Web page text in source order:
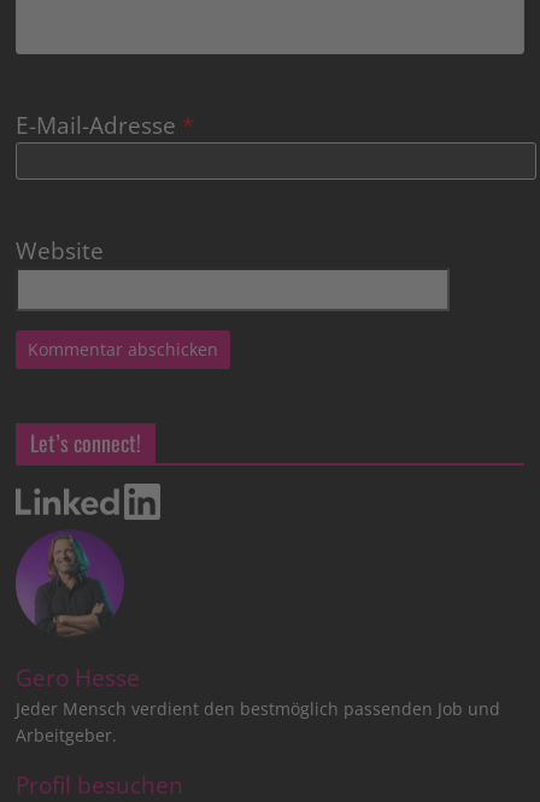
E-Mail-Adresse *
Website
Let’s connect!
Gero Hesse
Jeder Mensch verdient den bestmöglich passenden Job und
Arbeitgeber.
Profil besuchen